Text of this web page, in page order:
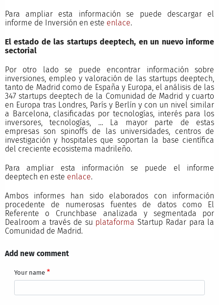
Para ampliar esta información se puede descargar el
informe de Inversión en este enlace.
El estado de las startups deeptech, en un nuevo informe
sectorial
Por otro lado se puede encontrar información sobre
inversiones, empleo y valoración de las startups deeptech,
tanto de Madrid como de España y Europa, el análisis de las
347 startups deeptech de la Comunidad de Madrid y cuarto
en Europa tras Londres, París y Berlín y con un nivel similar
a Barcelona, clasificadas por tecnologías, interés para los
inversores, tecnologías, … La mayor parte de estas
empresas son spinoffs de las universidades, centros de
investigación y hospitales que soportan la base científica
del creciente ecosistema madrileño.
Para ampliar esta información se puede el informe
deeptech en este enlace.
Ambos informes han sido elaborados con información
procedente de numerosas fuentes de datos como El
Referente o Crunchbase analizada y segmentada por
Dealroom a través de su plataforma Startup Radar para la
Comunidad de Madrid.
Add new comment
Your name